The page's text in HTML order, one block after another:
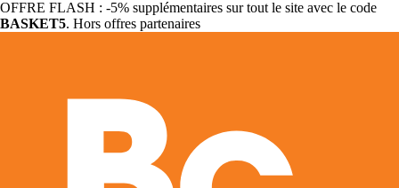
OFFRE FLASH : -5% supplémentaires sur tout le site avec le code
BASKET5. Hors offres partenaires